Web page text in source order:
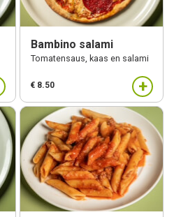
Bambino salami
Tomatensaus, kaas en salami
€ 8.50 +